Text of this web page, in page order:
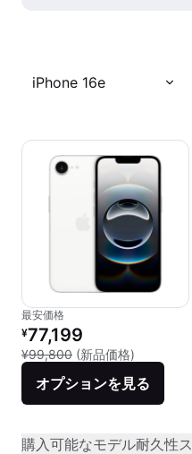
iPhone 16e
最安価格
リファービッシュ品の価格：
¥77,199
¥99,800 (新品価格) 新品と
オプションを見る
購入可能なモデル耐久性